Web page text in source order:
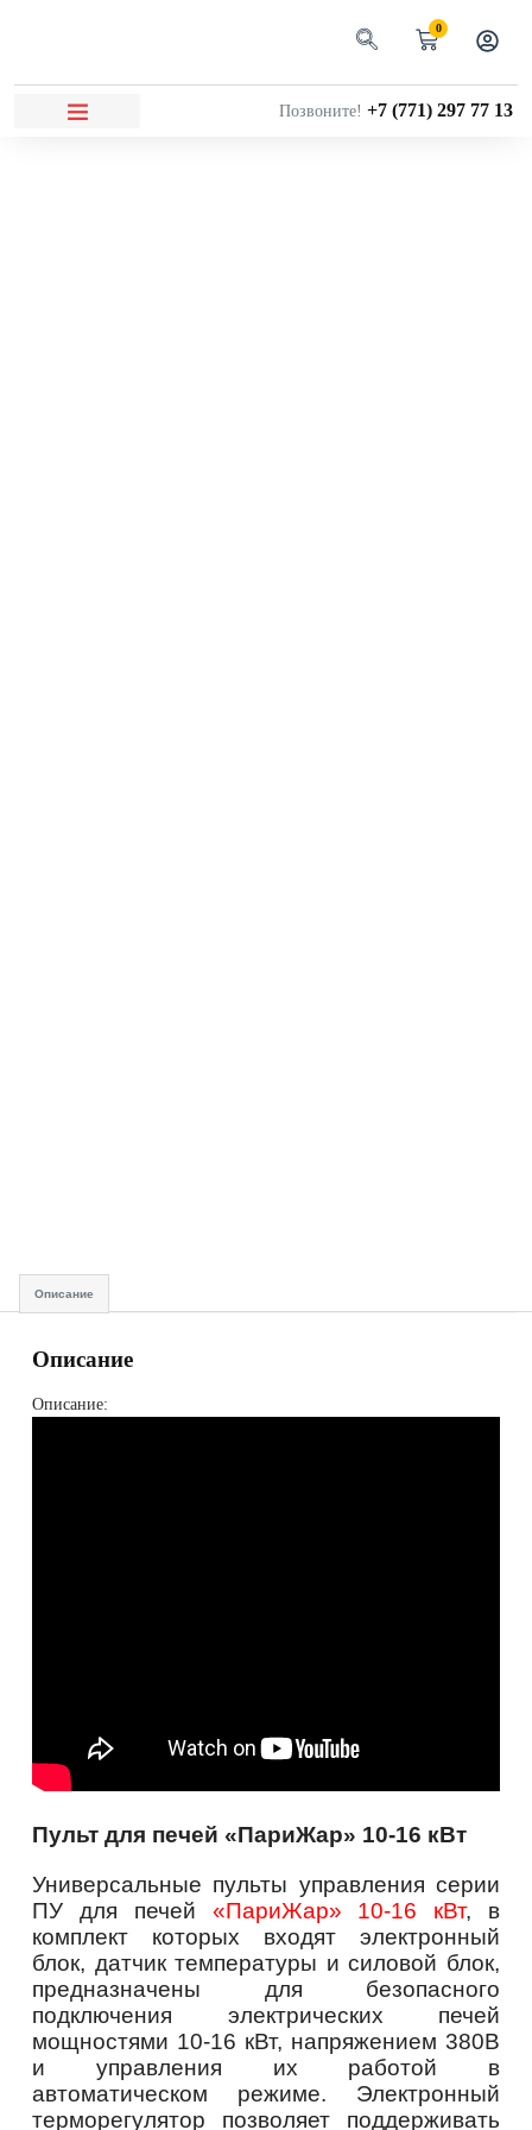
0
Позвоните! +7 (771) 297 77 13
Описание
Описание
Описание:
Пульт для печей «ПариЖар» 10-16 кВт
Универсальные пульты управления серии
ПУ для печей «ПариЖар» 10-16 кВт, в
комплект которых входят электронный
блок, датчик температуры и силовой блок,
предназначены для безопасного
подключения электрических печей
мощностями 10-16 кВт, напряжением 380В
и управления их работой в
автоматическом режиме. Электронный
терморегулятор позволяет поддерживать